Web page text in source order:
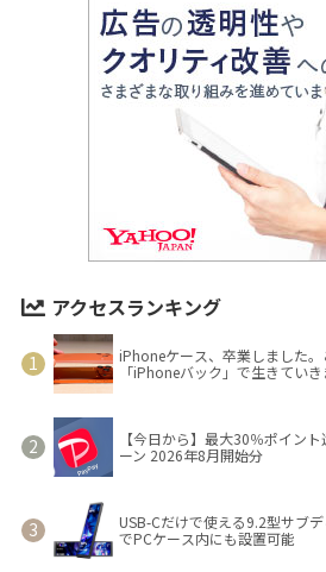
アクセスランキング
iPhoneケース、卒業しました
「iPhoneバック」で生きていき
【今日から】最大30％ポイン
ーン 2026年8月開始分
USB-Cだけで使える9.2型サブ
でPCケース内にも設置可能